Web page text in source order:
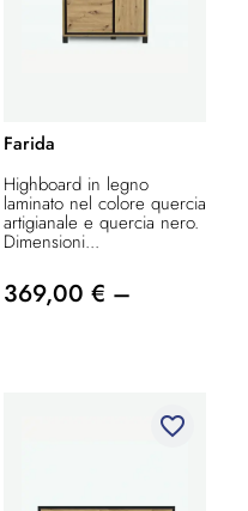
Farida
Highboard in legno
laminato nel colore quercia
artigianale e quercia nero.
Dimensioni...
369,00 € –
favorite_border